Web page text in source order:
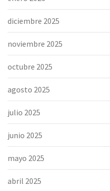
diciembre 2025
noviembre 2025
octubre 2025
agosto 2025
julio 2025
junio 2025
mayo 2025
abril 2025